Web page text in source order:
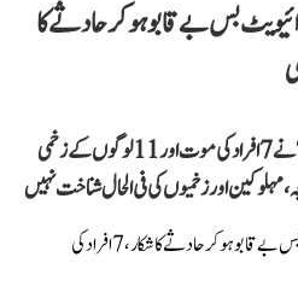
بس بے قابو ہوکر حادثے کا
’چمبا ڈسٹرکٹ ڈیزاسٹر مینجمنٹ اتھارٹی‘ نے 7 افراد کی موت اور 11 لوگوں کے زخمی
اور زخمیوں کی فی الحال شناخت نہیں